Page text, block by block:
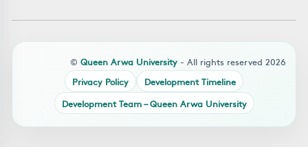
© Queen Arwa University - All rights reserved 2026
Privacy Policy
Development Timeline
Development Team – Queen Arwa University